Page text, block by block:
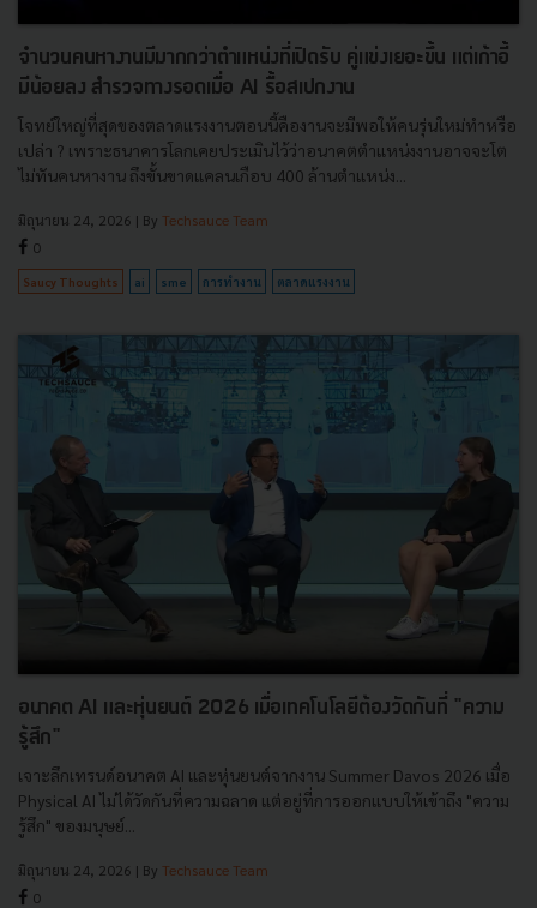
จำนวนคนหางานมีมากกว่าตำแหน่งที่เปิดรับ คู่แข่งเยอะขึ้น แต่เก้าอี้
มีน้อยลง สำรวจทางรอดเมื่อ AI รื้อสเปกงาน
โจทย์ใหญ่ที่สุดของตลาดแรงงานตอนนี้คืองานจะมีพอให้คนรุ่นใหม่ทำหรือ
เปล่า ? เพราะธนาคารโลกเคยประเมินไว้ว่าอนาคตตำแหน่งงานอาจจะโต
ไม่ทันคนหางาน ถึงขั้นขาดแคลนเกือบ 400 ล้านตำแหน่ง...
มิถุนายน 24, 2026 | By Techsauce Team
0
Saucy Thoughts ai sme การทำงาน ตลาดแรงงาน
อนาคต AI และหุ่นยนต์ 2026 เมื่อเทคโนโลยีต้องวัดกันที่ "ความ
รู้สึก"
เจาะลึกเทรนด์อนาคต AI และหุ่นยนต์จากงาน Summer Davos 2026 เมื่อ
Physical AI ไม่ได้วัดกันที่ความฉลาด แต่อยู่ที่การออกแบบให้เข้าถึง "ความ
รู้สึก" ของมนุษย์...
มิถุนายน 24, 2026 | By Techsauce Team
0